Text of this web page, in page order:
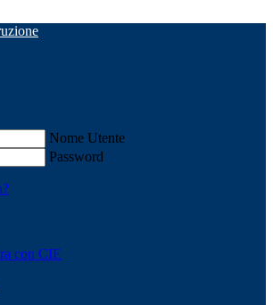
Nome Utente
Password
con CIE